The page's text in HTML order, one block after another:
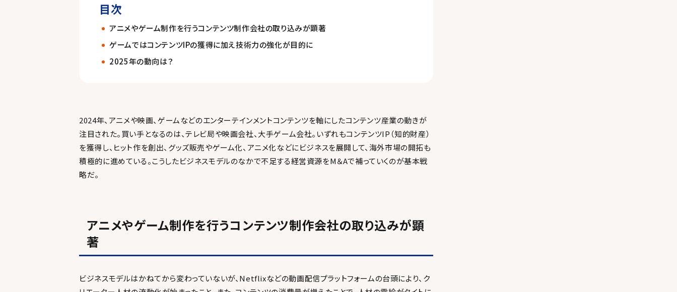
目次
アニメやゲーム制作を行うコンテンツ制作会社の取り込みが顕著
ゲームではコンテンツIPの獲得に加え技術力の強化が目的に
2025年の動向は？
2024年、アニメや映画、ゲームなどのエンターテインメントコンテンツを軸にしたコンテンツ産業の動きが
注目された。買い手となるのは、テレビ局や映画会社、大手ゲーム会社。いずれもコンテンツIP（知的財産）
を獲得し、ヒット作を創出、グッズ販売やゲーム化、アニメ化などにビジネスを展開して、海外市場の開拓も
積極的に進めている。こうしたビジネスモデルのなかで不足する経営資源をM＆Aで補っていくのが基本戦
略だ。
アニメやゲーム制作を行うコンテンツ制作会社の取り込みが顕
著
ビジネスモデルはかねてから変わっていないが、Netflixなどの動画配信プラットフォームの台頭により、ク